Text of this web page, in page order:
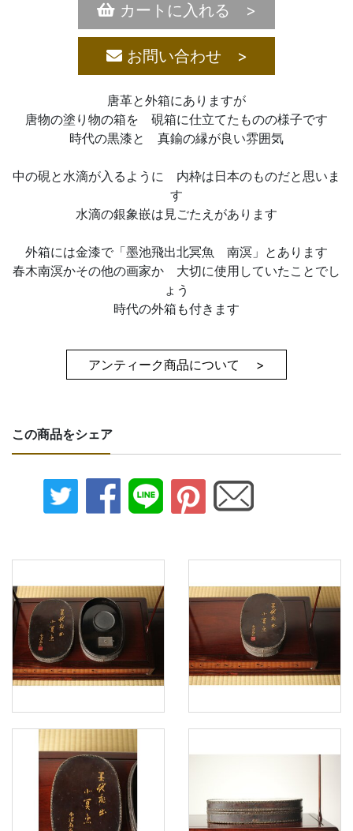
カートに入れる >
お問い合わせ >
唐革と外箱にありますが
唐物の塗り物の箱を 硯箱に仕立てたものの様子です
時代の黒漆と 真鍮の縁が良い雰囲気
中の硯と水滴が入るように 内枠は日本のものだと思いま
す
水滴の銀象嵌は見ごたえがあります
外箱には金漆で「墨池飛出北冥魚 南溟」とあります
春木南溟かその他の画家か 大切に使用していたことでし
ょう
時代の外箱も付きます
アンティーク商品について >
この商品をシェア